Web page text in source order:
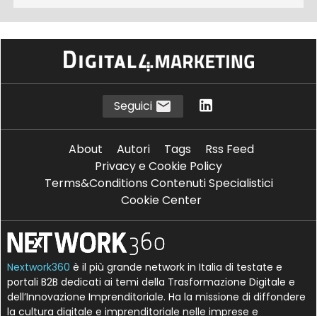
Seguici
About Autori Tags
Rss Feed
Privacy e Cookie Policy
Terms&Conditions Contenuti Specialistici
Cookie Center
Nextwork360 è il più grande network in Italia di testate e
portali B2B dedicati ai temi della Trasformazione Digitale e
dell’Innovazione Imprenditoriale. Ha la missione di diffondere
la cultura digitale e imprenditoriale nelle imprese e